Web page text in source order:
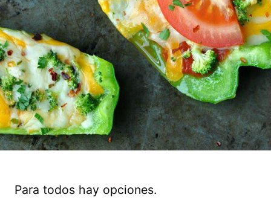
Para todos hay opciones.